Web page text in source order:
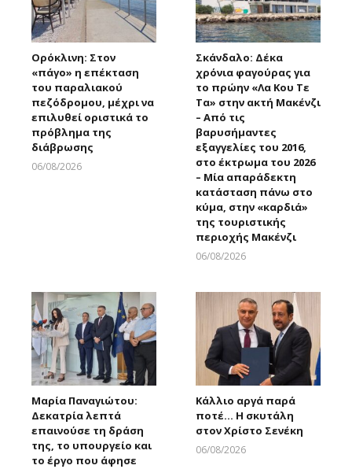
Ορόκλινη: Στον
«πάγο» η επέκταση
του παραλιακού
πεζόδρομου, μέχρι να
επιλυθεί οριστικά το
πρόβλημα της
διάβρωσης
06/08/2026
Σκάνδαλο: Δέκα
χρόνια φαγούρας για
το πρώην «Λα Κου Τε
Τα» στην ακτή Μακένζι
– Από τις
βαρυσήμαντες
εξαγγελίες του 2016,
στο έκτρωμα του 2026
– Μία απαράδεκτη
κατάσταση πάνω στο
κύμα, στην «καρδιά»
της τουριστικής
περιοχής Μακένζι
06/08/2026
Μαρία Παναγιώτου:
Δεκατρία λεπτά
επαινούσε τη δράση
της, το υπουργείο και
το έργο που άφησε
Κάλλιο αργά παρά
ποτέ… Η σκυτάλη
στον Χρίστο Σενέκη
06/08/2026